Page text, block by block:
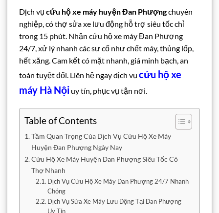
Dịch vụ cứu hộ xe máy huyện Đan Phượngchuyên
nghiệp, có thợ sửa xe lưu động hỗ trợ siêu tốc chỉ
trong 15 phút. Nhận cứu hộ xe máy Đan Phượng
24/7, xử lý nhanh các sự cố như chết máy, thủng lốp,
hết xăng. Cam kết có mặt nhanh, giá minh bạch, an
toàn tuyệt đối. Liên hệ ngay dịch vụ cứu hộ xe
máy Hà Nội uy tín, phục vụ tận nơi.
Table of Contents
Tầm Quan Trọng Của Dịch Vụ Cứu Hộ Xe Máy
Huyện Đan Phượng Ngày Nay
Cứu Hộ Xe Máy Huyện Đan Phượng Siêu Tốc Có
Thợ Nhanh
Dịch Vụ Cứu Hộ Xe Máy Đan Phượng 24/7 Nhanh
Chóng
Dịch Vụ Sửa Xe Máy Lưu Động Tại Đan Phượng
Uy Tín